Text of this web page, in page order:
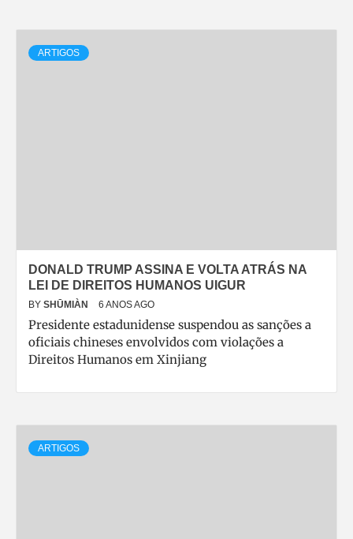
ARTIGOS
DONALD TRUMP ASSINA E VOLTA ATRÁS NA
LEI DE DIREITOS HUMANOS UIGUR
BY SHŪMIÀN 6 ANOS AGO
Presidente estadunidense suspendou as sanções a
oficiais chineses envolvidos com violações a
Direitos Humanos em Xinjiang
ARTIGOS